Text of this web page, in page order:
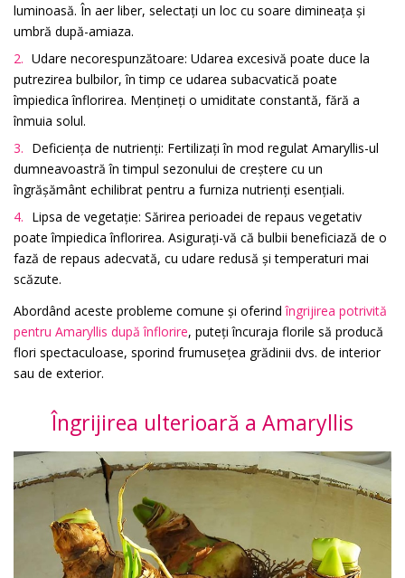
luminoasă. În aer liber, selectați un loc cu soare dimineața și
umbră după-amiaza.
Udare necorespunzătoare: Udarea excesivă poate duce la
putrezirea bulbilor, în timp ce udarea subacvatică poate
împiedica înflorirea. Mențineți o umiditate constantă, fără a
înmuia solul.
Deficiența de nutrienți: Fertilizați în mod regulat Amaryllis-ul
dumneavoastră în timpul sezonului de creștere cu un
îngrășământ echilibrat pentru a furniza nutrienți esențiali.
Lipsa de vegetație: Sărirea perioadei de repaus vegetativ
poate împiedica înflorirea. Asigurați-vă că bulbii beneficiază de o
fază de repaus adecvată, cu udare redusă și temperaturi mai
scăzute.
Abordând aceste probleme comune și oferindîngrijirea potrivită
pentru Amaryllis după înflorire, puteți încuraja florile să producă
flori spectaculoase, sporind frumusețea grădinii dvs. de interior
sau de exterior.
Îngrijirea ulterioară a Amaryllis